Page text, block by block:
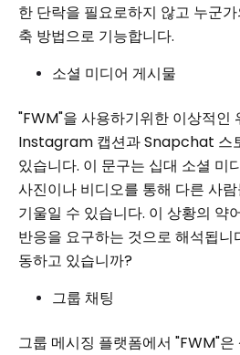
한 단락을 필요로하지 않고 누군
축 방법으로 기능합니다.
소셜 미디어 게시물
"FWM"을 사용하기위한 이상적인
Instagram 캡션과 Snapchat 스
있습니다. 이 문구는 십대 소셜 미
사진이나 비디오를 통해 다른 사
기울일 수 있습니다. 이 상황의 약
반응을 요구하는 것으로 해석됩니
동하고 있습니까?
그룹 채팅
그룹 메시징 플랫폼에서 "FWM"